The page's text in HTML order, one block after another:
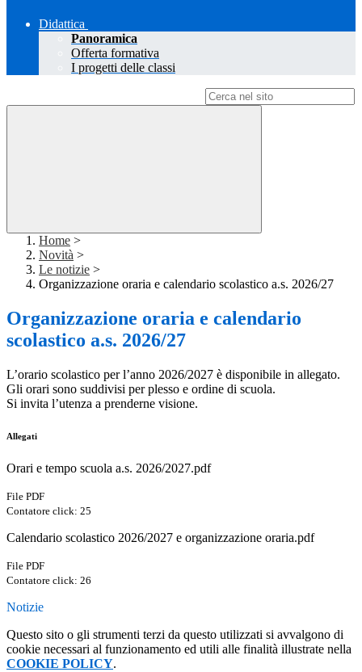
Didattica
Panoramica
Offerta formativa
I progetti delle classi
Home >
Novità >
Le notizie >
Organizzazione oraria e calendario scolastico a.s. 2026/27
Organizzazione oraria e calendario
scolastico a.s. 2026/27
L’orario scolastico per l’anno 2026/2027 è disponibile in allegato.
Gli orari sono suddivisi per plesso e ordine di scuola.
Si invita l’utenza a prenderne visione.
Allegati
Orari e tempo scuola a.s. 2026/2027.pdf
File PDF
Contatore click: 25
Calendario scolastico 2026/2027 e organizzazione oraria.pdf
File PDF
Contatore click: 26
Notizie
Questo sito o gli strumenti terzi da questo utilizzati si avvalgono di
cookie necessari al funzionamento ed utili alle finalità illustrate nella
COOKIE POLICY.